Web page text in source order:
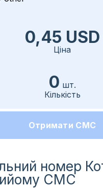
0,45 USD
Ціна
0 шт.
Кількість
Отримати СМС
номер
СМС